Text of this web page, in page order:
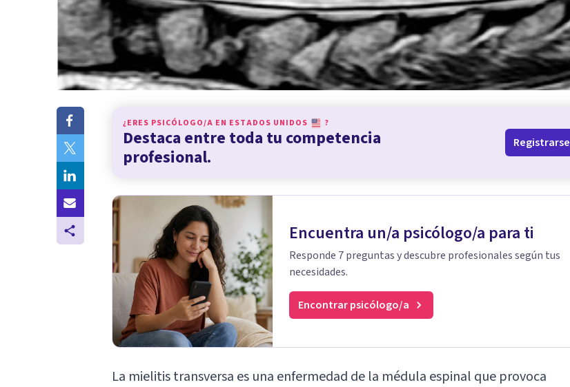
¿ERES PSICÓLOGO/A EN ESTADOS UNIDOS ?
Destaca entre toda tu competencia
profesional.
Registrarse
Encuentra un/a psicólogo/a para ti
Responde 7 preguntas y descubre profesionales según tus
necesidades.
Encontrar psicólogo/a
La mielitis transversa es una enfermedad de la médula espinal que provoca